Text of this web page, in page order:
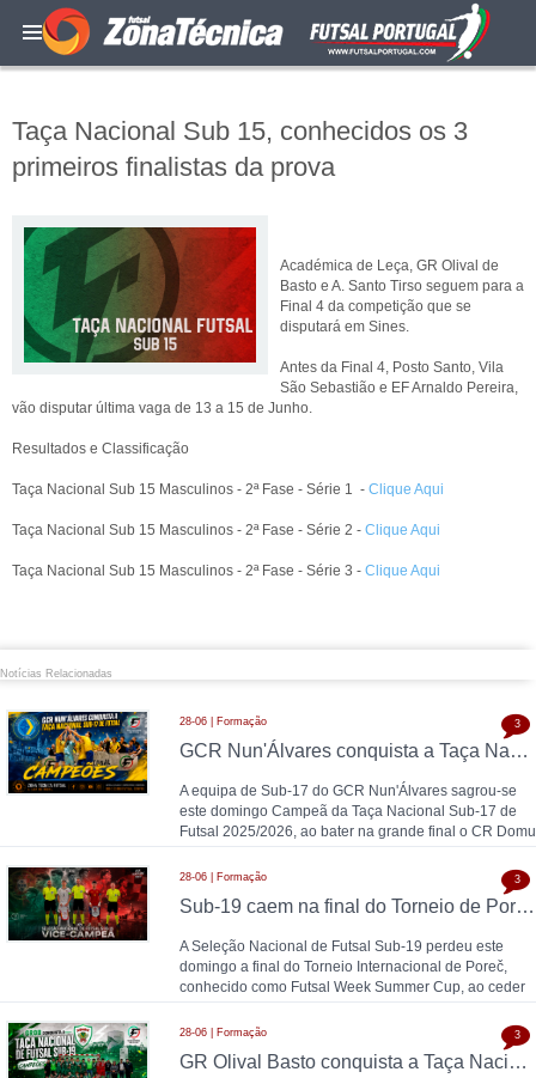
Taça Nacional Sub 15, conhecidos os 3
primeiros finalistas da prova
Académica de Leça, GR Olival de
Basto e A. Santo Tirso seguem para a
Final 4 da competição que se
disputará em Sines.
Antes da Final 4, Posto Santo, Vila
São Sebastião e EF Arnaldo Pereira,
vão disputar última vaga de 13 a 15 de Junho.
Resultados e Classificação
Taça Nacional Sub 15 Masculinos - 2ª Fase - Série 1 - Clique Aqui
Taça Nacional Sub 15 Masculinos - 2ª Fase - Série 2 - Clique Aqui
Taça Nacional Sub 15 Masculinos - 2ª Fase - Série 3 - Clique Aqui
Notícias Relacionadas
28-06 | Formação
GCR Nun'Álvares conquista a Taça Nacional Sub-17 de Futsal nas grandes penalidades e sobe ao Nacional
A equipa de Sub-17 do GCR Nun'Álvares sagrou-se
este domingo Campeã da Taça Nacional Sub-17 de
Futsal 2025/2026, ao bater na grande final o CR Domu
3
28-06 | Formação
Sub-19 caem na final do Torneio de Poreč diante da Espanha (1-2)
A Seleção Nacional de Futsal Sub-19 perdeu este
domingo a final do Torneio Internacional de Poreč,
conhecido como Futsal Week Summer Cup, ao ceder
3
28-06 | Formação
GR Olival Basto conquista a Taça Nacional Sub-19 de Futsal após bater ACDL / CBIDN
3